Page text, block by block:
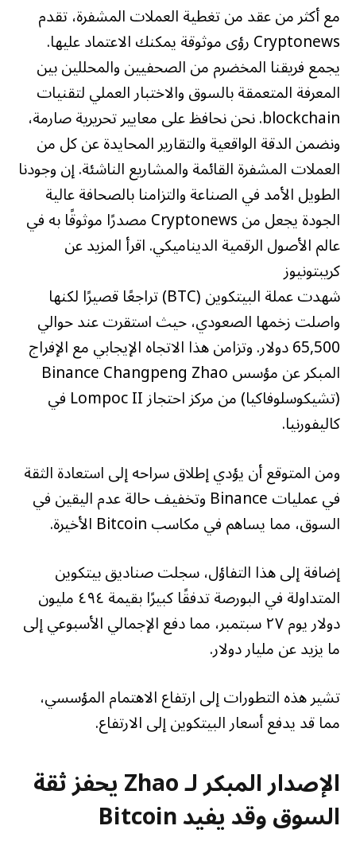
مع أكثر من عقد من تغطية العملات المشفرة، تقدم
Cryptonews رؤى موثوقة يمكنك الاعتماد عليها.
يجمع فريقنا المخضرم من الصحفيين والمحللين بين
المعرفة المتعمقة بالسوق والاختبار العملي لتقنيات
blockchain. نحن نحافظ على معايير تحريرية صارمة،
ونضمن الدقة الواقعية والتقارير المحايدة عن كل من
العملات المشفرة القائمة والمشاريع الناشئة. إن وجودنا
الطويل الأمد في الصناعة والتزامنا بالصحافة عالية
الجودة يجعل من Cryptonews مصدرًا موثوقًا به في
عالم الأصول الرقمية الديناميكي. اقرأ المزيد عن
كريبتونيوز
شهدت عملة البيتكوين (BTC) تراجعًا قصيرًا لكنها
واصلت زخمها الصعودي، حيث استقرت عند حوالي
65,500 دولار. وتزامن هذا الاتجاه الإيجابي مع الإفراج
المبكر عن مؤسس Binance Changpeng Zhao
(تشيكوسلوفاكيا) من مركز احتجاز Lompoc II في
كاليفورنيا.
ومن المتوقع أن يؤدي إطلاق سراحه إلى استعادة الثقة
في عمليات Binance وتخفيف حالة عدم اليقين في
السوق، مما يساهم في مكاسب Bitcoin الأخيرة.
إضافة إلى هذا التفاؤل، سجلت صناديق بيتكوين
المتداولة في البورصة تدفقًا كبيرًا بقيمة ٤٩٤ مليون
دولار يوم ٢٧ سبتمبر، مما دفع الإجمالي الأسبوعي إلى
ما يزيد عن مليار دولار.
تشير هذه التطورات إلى ارتفاع الاهتمام المؤسسي،
مما قد يدفع أسعار البيتكوين إلى الارتفاع.
الإصدار المبكر لـ Zhao يحفز ثقة
السوق وقد يفيد Bitcoin